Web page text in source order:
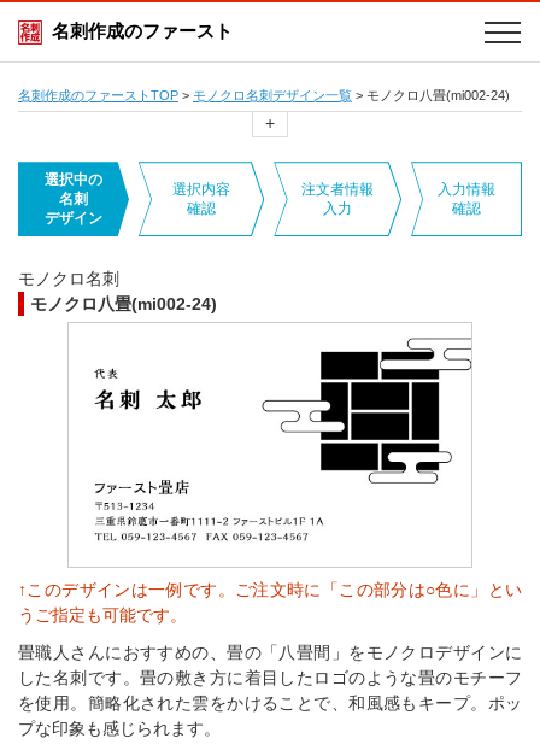
名刺作成のファースト
名刺作成のファーストTOP > モノクロ名刺デザイン一覧 > モノクロ八畳(mi002-24)
+
選択中の
名刺
デザイン
選択内容
確認
注文者情報
入力
入力情報
確認
モノクロ名刺
モノクロ八畳(mi002-24)
↑このデザインは一例です。ご注文時に「この部分は○色に」とい
うご指定も可能です。
畳職人さんにおすすめの、畳の「八畳間」をモノクロデザインに
した名刺です。畳の敷き方に着目したロゴのような畳のモチーフ
を使用。簡略化された雲をかけることで、和風感もキープ。ポッ
プな印象も感じられます。